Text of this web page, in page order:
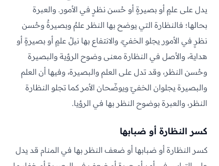
يدل على علمٍ أو بصيرةٍ أو حُسن نظرٍ في الأمور. والعبرة
بحالها؛ فالنظارة التي يوضح بها النظر علمٌ وبصيرةٌ وحُسن
نظرٍ في الأمور يجلو الخفيّ، والانتفاع بها نيلُ علمٍ أو بصيرةٍ أو
هداية، والأصل في النظارة معنى وضوح الرؤية والبصيرة
وحُسن النظر، وقد تدل على العلم والبصيرة، وفيها أن العلم
والبصيرة يجلوان الخفيّ ويوضّحان الأمر كما تجلو النظارة
النظر، والعبرة بوضوح النظر بها في الرؤيا.
كسر النظارة أو ضبابها
كسر النظارة أو ضبابها أو ضعف النظر بها في المنام قد يدل